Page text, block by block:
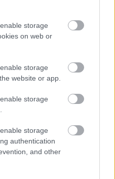
storage
on web or
storage
website or app.
storage
storage
authentication
and other
csakis így járj el, ha
Írd meg (akár a
legalább egy lájkkal
vigyük ezt a vonalat! ;)
facebookra is a
szállítok neked